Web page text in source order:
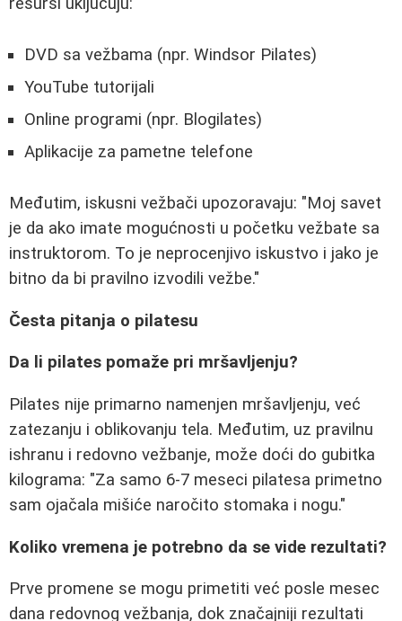
DVD sa vežbama (npr. Windsor Pilates)
YouTube tutorijali
Online programi (npr. Blogilates)
Aplikacije za pametne telefone
Međutim, iskusni vežbači upozoravaju: "Moj savet
je da ako imate mogućnosti u početku vežbate sa
instruktorom. To je neprocenjivo iskustvo i jako je
bitno da bi pravilno izvodili vežbe."
Česta pitanja o pilatesu
Da li pilates pomaže pri mršavljenju?
Pilates nije primarno namenjen mršavljenju, već
zatezanju i oblikovanju tela. Međutim, uz pravilnu
ishranu i redovno vežbanje, može doći do gubitka
kilograma: "Za samo 6-7 meseci pilatesa primetno
sam ojačala mišiće naročito stomaka i nogu."
Koliko vremena je potrebno da se vide rezultati?
Prve promene se mogu primetiti već posle mesec
dana redovnog vežbanja, dok značajniji rezultati